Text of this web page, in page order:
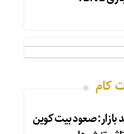
کام
صعود بیت کوین